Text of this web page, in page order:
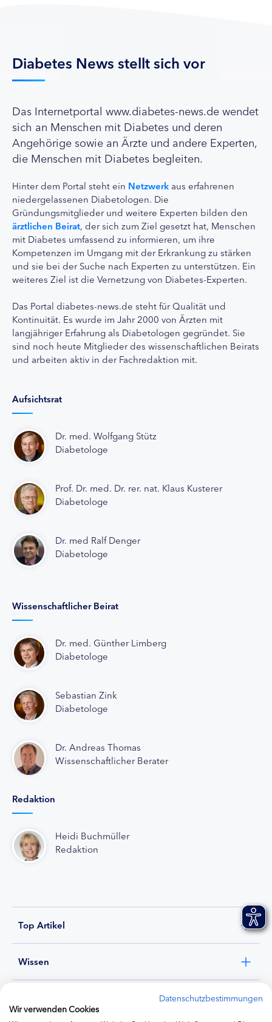
Diabetes News stellt sich vor
Das Internetportal www.diabetes-news.de wendet
sich an Menschen mit Diabetes und deren
Angehörige sowie an Ärzte und andere Experten,
die Menschen mit Diabetes begleiten.
Hinter dem Portal steht ein Netzwerk aus erfahrenen
niedergelassenen Diabetologen. Die
Gründungsmitglieder und weitere Experten bilden den
ärztlichen Beirat, der sich zum Ziel gesetzt hat, Menschen
mit Diabetes umfassend zu informieren, um ihre
Kompetenzen im Umgang mit der Erkrankung zu stärken
und sie bei der Suche nach Experten zu unterstützen. Ein
weiteres Ziel ist die Vernetzung von Diabetes-Experten.
Das Portal diabetes-news.de steht für Qualität und
Kontinuität. Es wurde im Jahr 2000 von Ärzten mit
langjähriger Erfahrung als Diabetologen gegründet. Sie
sind noch heute Mitglieder des wissenschaftlichen Beirats
und arbeiten aktiv in der Fachredaktion mit.
Aufsichtsrat
Dr. med. Wolfgang Stütz
Diabetologe
Prof. Dr. med. Dr. rer. nat. Klaus Kusterer
Diabetologe
Dr. med Ralf Denger
Diabetologe
Wissenschaftlicher Beirat
Dr. med. Günther Limberg
Diabetologe
Sebastian Zink
Diabetologe
Dr. Andreas Thomas
Wissenschaftlicher Berater
Redaktion
Heidi Buchmüller
Redaktion
Top Artikel
Wissen
Datenschutzbestimmungen
Wir verwenden Cookies